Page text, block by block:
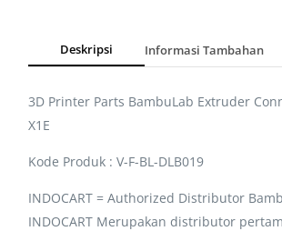
Deskripsi Informasi Tambahan
3D Printer Parts BambuLab Extruder
X1E
Kode Produk : V-F-BL-DLB019
INDOCART = Authorized Distributor
INDOCART Merupakan distributor